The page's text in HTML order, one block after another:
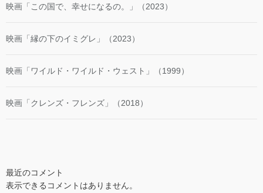
映画「この国で、幸せになるの。」（2023）
映画「縁の下のイミグレ」（2023）
映画「ワイルド・ワイルド・ウェスト」（1999）
映画「クレンズ・フレンズ」（2018）
最近のコメント
表示できるコメントはありません。